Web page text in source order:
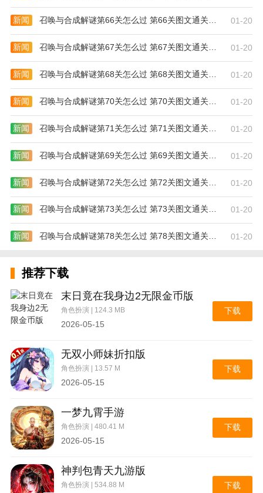
新闻 召唤与合成解谜第66关怎么过 第66关图文通关攻略 01-20
新闻 召唤与合成解谜第67关怎么过 第67关图文通关攻略 01-20
新闻 召唤与合成解谜第68关怎么过 第68关图文通关攻略 01-20
新闻 召唤与合成解谜第70关怎么过 第70关图文通关攻略 01-20
新闻 召唤与合成解谜第71关怎么过 第71关图文通关攻略 01-20
新闻 召唤与合成解谜第69关怎么过 第69关图文通关攻略 01-20
新闻 召唤与合成解谜第72关怎么过 第72关图文通关攻略 01-20
新闻 召唤与合成解谜第73关怎么过 第73关图文通关攻略 01-20
新闻 召唤与合成解谜第78关怎么过 第78关图文通关攻略 01-20
推荐下载
末日竟在我身边2无限金币版
角色扮演 | 124.3 MB
2026-05-15
下载
无双小师妹折扣版
角色扮演 | 13.57 M
2026-05-15
下载
一梦九霄手游
角色扮演 | 480.41 M
2026-05-15
下载
神判包青天九游版
角色扮演 | 534.88 M 下载